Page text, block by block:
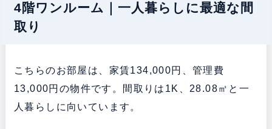
4階ワンルーム｜一人暮らしに最適な間
取り
こちらのお部屋は、家賃134,000円、管理費
13,000円の物件です。間取りは1K、28.08㎡と一
人暮らしに向いています。